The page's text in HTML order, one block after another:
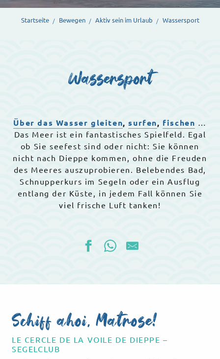
Startseite Bewegen Aktiv sein im Urlaub Wassersport
Wassersport
Über das Wasser gleiten,surfen, fischen …
Das Meer ist ein fantastisches Spielfeld. Egal
ob Sie seefest sind oder nicht: Sie können
nicht nach Dieppe kommen, ohne die Freuden
des Meeres auszuprobieren. Belebendes Bad,
Schnupperkurs im Segeln oder ein Ausflug
entlang der Küste, in jedem Fall können Sie
viel frische Luft tanken!
Schiff ahoi, Matrose!
LE CERCLE DE LA VOILE DE DIEPPE –
SEGELCLUB